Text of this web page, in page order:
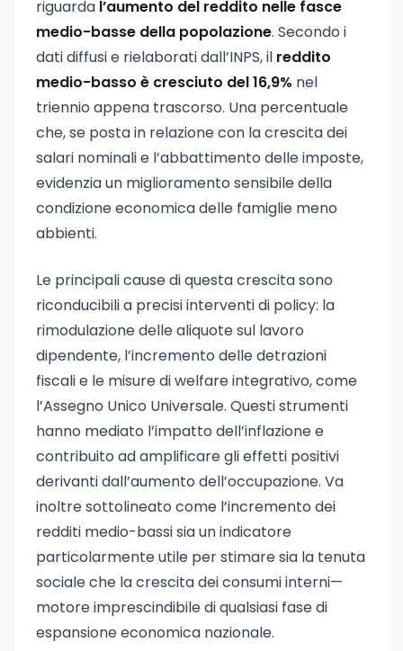
riguarda l’aumento del reddito nelle fasce
medio-basse della popolazione. Secondo i
dati diffusi e rielaborati dall’INPS, il reddito
medio-basso è cresciuto del 16,9% nel
triennio appena trascorso. Una percentuale
che, se posta in relazione con la crescita dei
salari nominali e l’abbattimento delle imposte,
evidenzia un miglioramento sensibile della
condizione economica delle famiglie meno
abbienti.
Le principali cause di questa crescita sono
riconducibili a precisi interventi di policy: la
rimodulazione delle aliquote sul lavoro
dipendente, l’incremento delle detrazioni
fiscali e le misure di welfare integrativo, come
l’Assegno Unico Universale. Questi strumenti
hanno mediato l’impatto dell’inflazione e
contribuito ad amplificare gli effetti positivi
derivanti dall’aumento dell’occupazione. Va
inoltre sottolineato come l’incremento dei
redditi medio-bassi sia un indicatore
particolarmente utile per stimare sia la tenuta
sociale che la crescita dei consumi interni—
motore imprescindibile di qualsiasi fase di
espansione economica nazionale.